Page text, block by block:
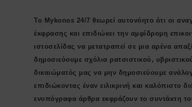
Το Mykonos 24/7 θεωρεί αυτονόητο ότι οι
έκφρασης και επιδιώκει την αμφίδρομη
ιστοσελίδας να μετατραπεί σε μια αρένα
δημοσιεύουμε σχόλια ρατσιστικού,
δικαιώματός μας να μην δημοσιεύουμε
επιδιώκοντας έναν ειλικρινή και
ενυπόγραφα άρθρα εκφράζουν το συντάκτη